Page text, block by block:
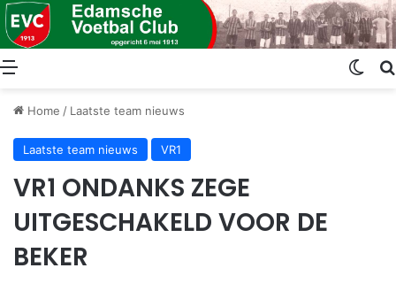
Menu
Home / Laatste team nieuws
Laatste team nieuws VR1
VR1 ONDANKS ZEGE
UITGESCHAKELD VOOR DE
BEKER